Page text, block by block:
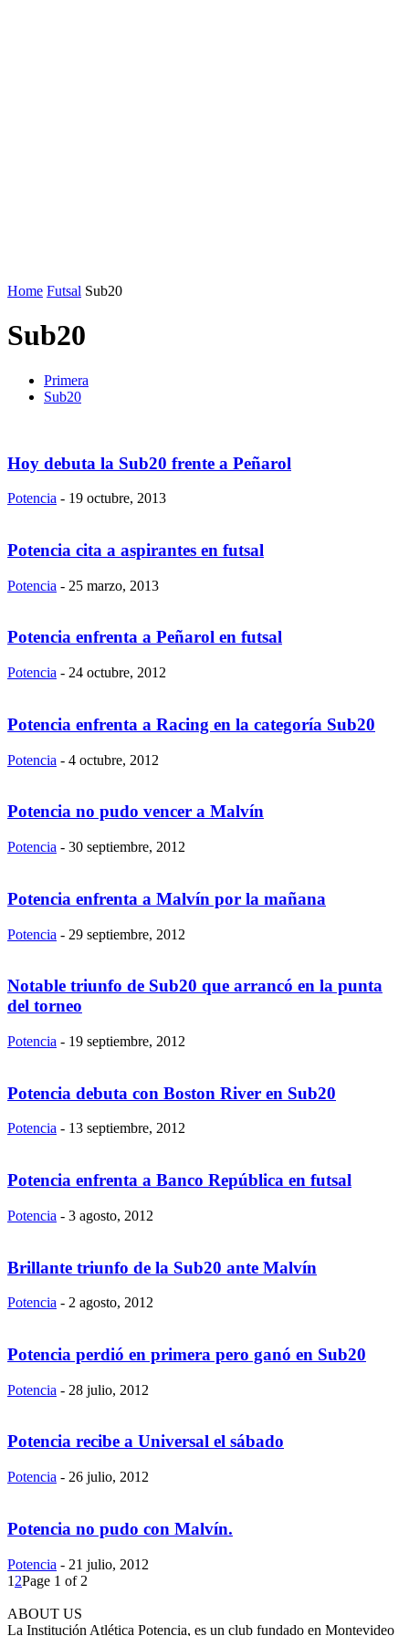
Home Futsal Sub20
Sub20
Primera
Sub20
Hoy debuta la Sub20 frente a Peñarol
Potencia - 19 octubre, 2013
Potencia cita a aspirantes en futsal
Potencia - 25 marzo, 2013
Potencia enfrenta a Peñarol en futsal
Potencia - 24 octubre, 2012
Potencia enfrenta a Racing en la categoría Sub20
Potencia - 4 octubre, 2012
Potencia no pudo vencer a Malvín
Potencia - 30 septiembre, 2012
Potencia enfrenta a Malvín por la mañana
Potencia - 29 septiembre, 2012
Notable triunfo de Sub20 que arrancó en la punta
del torneo
Potencia - 19 septiembre, 2012
Potencia debuta con Boston River en Sub20
Potencia - 13 septiembre, 2012
Potencia enfrenta a Banco República en futsal
Potencia - 3 agosto, 2012
Brillante triunfo de la Sub20 ante Malvín
Potencia - 2 agosto, 2012
Potencia perdió en primera pero ganó en Sub20
Potencia - 28 julio, 2012
Potencia recibe a Universal el sábado
Potencia - 26 julio, 2012
Potencia no pudo con Malvín.
Potencia - 21 julio, 2012
1 2Page 1 of 2
ABOUT US
La Institución Atlética Potencia, es un club fundado en Montevideo